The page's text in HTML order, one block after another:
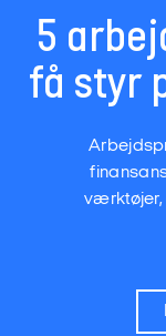
5
få styr
værktøjer,